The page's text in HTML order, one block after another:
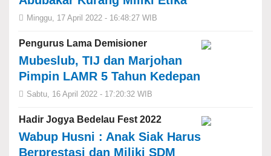
Minggu, 17 April 2022 - 16:48:27 WIB
Pengurus Lama Demisioner
Mubeslub, TIJ dan Marjohan
Pimpin LAMR 5 Tahun Kedepan
Sabtu, 16 April 2022 - 17:20:32 WIB
Hadir Jogya Bedelau Fest 2022
Wabup Husni : Anak Siak Harus
Berprestasi dan Miliki SDM